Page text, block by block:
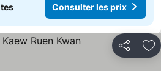
Consulter les prix
Partager